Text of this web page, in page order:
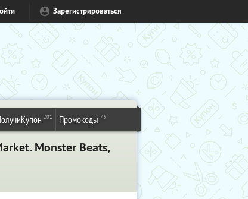
Зарегистрироваться
201 Промокоды 73
Monster Beats,